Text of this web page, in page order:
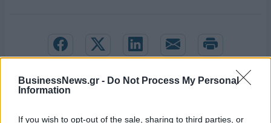
BusinessNews.gr - Do Not Process My Personal
Information
If you wish to opt-out of the sale, sharing to third parties, or